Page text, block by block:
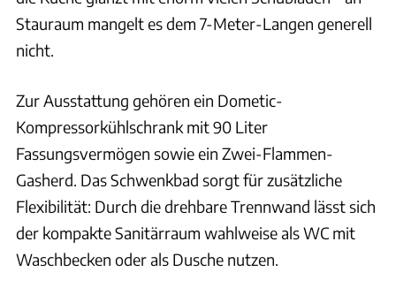
Stauraum mangelt es dem 7-Meter-Langen generell
nicht.
Zur Ausstattung gehören ein Dometic-
Kompressorkühlschrank mit 90 Liter
Fassungsvermögen sowie ein Zwei-Flammen-
Gasherd. Das Schwenkbad sorgt für zusätzliche
Flexibilität: Durch die drehbare Trennwand lässt sich
der kompakte Sanitärraum wahlweise als WC mit
Waschbecken oder als Dusche nutzen.